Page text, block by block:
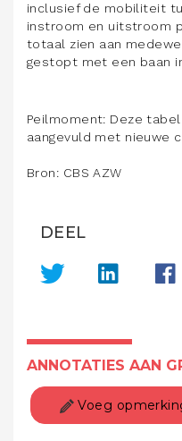
inclusief de mobiliteit
instroom en uitstroom
totaal zien aan
gestopt met een baan
Peilmoment: Deze
aangevuld met nieuwe
Bron: CBS AZW
DEEL
ANNOTATIES AAN
Voeg